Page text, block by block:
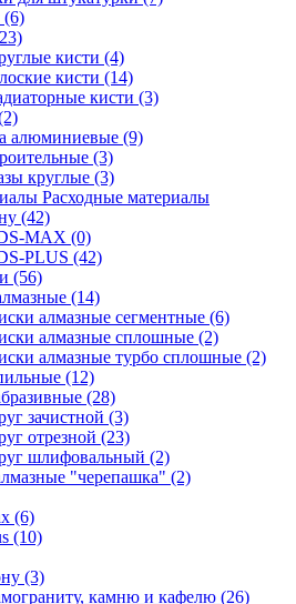
(6)
кисти (4)
кисти (14)
кисти (3)
алюминиевые (9)
(3)
круглые (3)
Расходные материалы
(42)
MAX (0)
PLUS (42)
(56)
(14)
алмазные сегментные (6)
алмазные сплошные (2)
алмазные турбо сплошные (2)
(12)
(28)
зачистной (3)
отрезной (23)
шлифовальный (2)
"черепашка" (2)
(6)
(10)
(3)
камню и кафелю (26)